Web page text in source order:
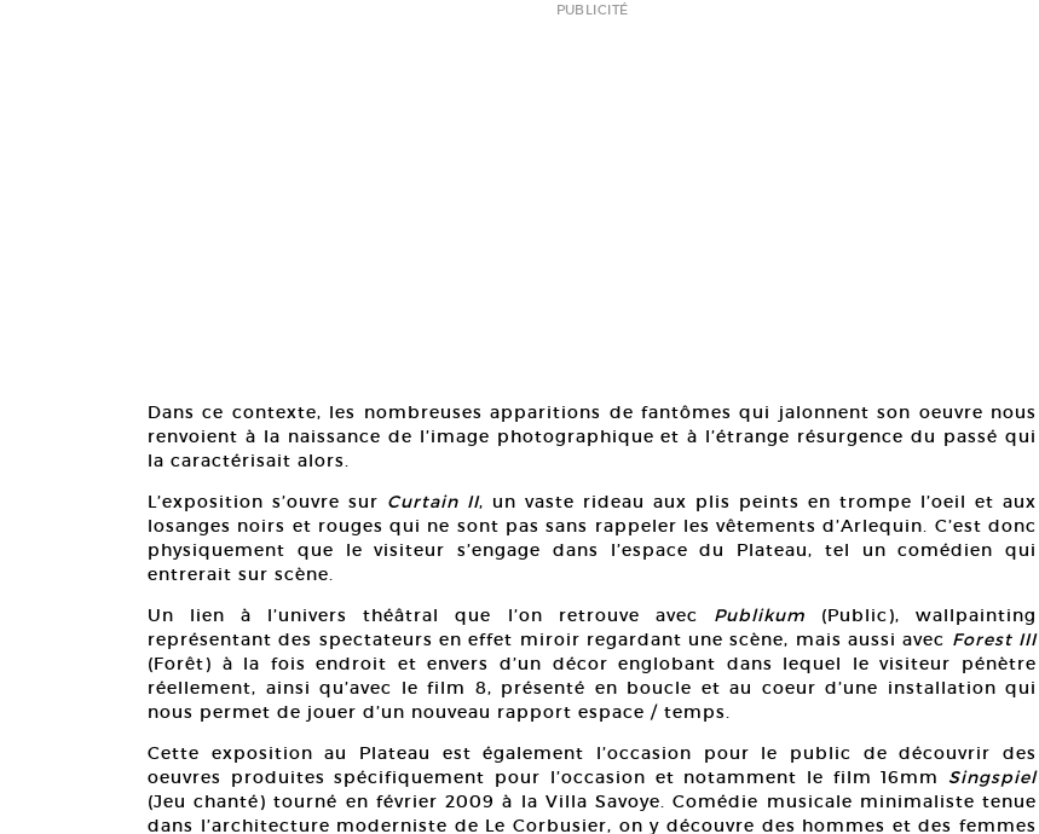
PUBLICITÉ
Dans ce contexte, les nombreuses apparitions de fantômes qui jalonnent son oeuvre nous
renvoient à la naissance de l’image photographique et à l’étrange résurgence du passé qui
la caractérisait alors.
L’exposition s’ouvre sur Curtain II, un vaste rideau aux plis peints en trompe l’oeil et aux
losanges noirs et rouges qui ne sont pas sans rappeler les vêtements d’Arlequin. C’est donc
physiquement que le visiteur s’engage dans l’espace du Plateau, tel un comédien qui
entrerait sur scène.
Un lien à l’univers théâtral que l’on retrouve avec Publikum (Public), wallpainting
représentant des spectateurs en effet miroir regardant une scène, mais aussi avec Forest III
(Forêt) à la fois endroit et envers d’un décor englobant dans lequel le visiteur pénètre
réellement, ainsi qu’avec le film 8, présenté en boucle et au coeur d’une installation qui
nous permet de jouer d’un nouveau rapport espace / temps.
Cette exposition au Plateau est également l’occasion pour le public de découvrir des
oeuvres produites spécifiquement pour l’occasion et notamment le film 16mm Singspiel
(Jeu chanté) tourné en février 2009 à la Villa Savoye. Comédie musicale minimaliste tenue
dans l’architecture moderniste de Le Corbusier, on y découvre des hommes et des femmes